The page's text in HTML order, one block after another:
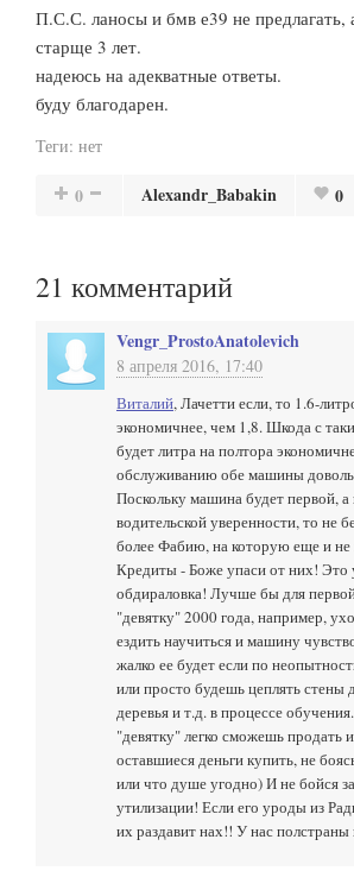
П.С.С. ланосы и бмв е39 не предлагать,
старще 3 лет.
надеюсь на адекватные ответы.
буду благодарен.
Теги: нет
0 Alexandr_Babakin 0
21 комментарий
Vengr_ProstoAnatolevich
8 апреля 2016, 17:40
Виталий, Лачетти если, то 1.6-
экономичнее, чем 1,8. Шкода с
будет литра на полтора
обслуживанию обе машины
Поскольку машина будет первой, а
водительской уверенности, то не
более Фабию, на которую еще и не
Кредиты - Боже упаси от них! Это
обдираловка! Лучше бы для
"девятку" 2000 года, например,
ездить научиться и машину
жалко ее будет если по
или просто будешь цеплять стены
деревья и т.д. в процессе
"девятку" легко сможешь продать
оставшиеся деньги купить, не
или что душе угодно) И не бойся
утилизации! Если его уроды из
их раздавит нах!! У нас полстраны